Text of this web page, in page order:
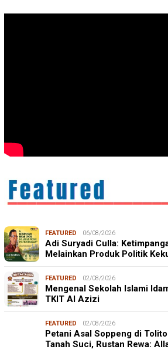
FEATURED 06/08/2026
Adi Suryadi Culla:
Melainkan Produk Politik
FEATURED 02/08/2026
Mengenal Sekolah Islami
TKIT Al Azizi
FEATURED 02/08/2026
Petani Asal Soppeng di
Tanah Suci, Rustan Rewa: